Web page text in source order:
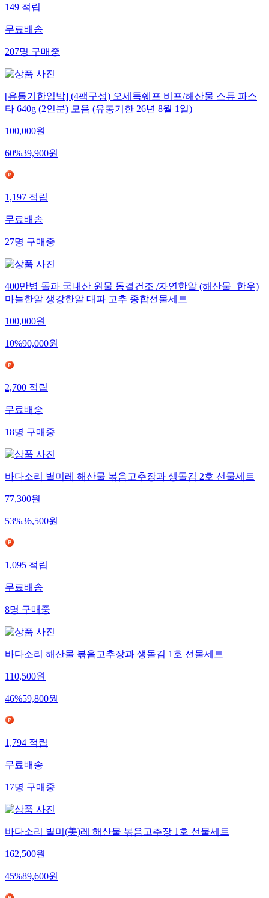
149 적립
무료배송
207명 구매중
[유통기한임박] (4팩구성) 오세득쉐프 비프/해산물 스튜 파스
타 640g (2인분) 모음 (유통기한 26년 8월 1일)
100,000원
60%39,900원
1,197 적립
무료배송
27명 구매중
400만병 돌파 국내산 원물 동결건조 /자연한알 (해산물+한우)
마늘한알 생강한알 대파 고추 종합선물세트
100,000원
10%90,000원
2,700 적립
무료배송
18명 구매중
바다소리 별미레 해산물 볶음고추장과 생돌김 2호 선물세트
77,300원
53%36,500원
1,095 적립
무료배송
8명 구매중
바다소리 해산물 볶음고추장과 생돌김 1호 선물세트
110,500원
46%59,800원
1,794 적립
무료배송
17명 구매중
바다소리 별미(美)레 해산물 볶음고추장 1호 선물세트
162,500원
45%89,600원